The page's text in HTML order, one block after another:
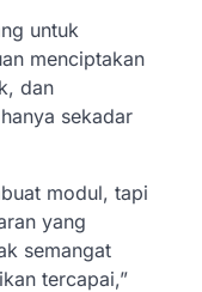
untuk
menciptakan
dan
sekadar
modul, tapi
yang
semangat
tercapai,”